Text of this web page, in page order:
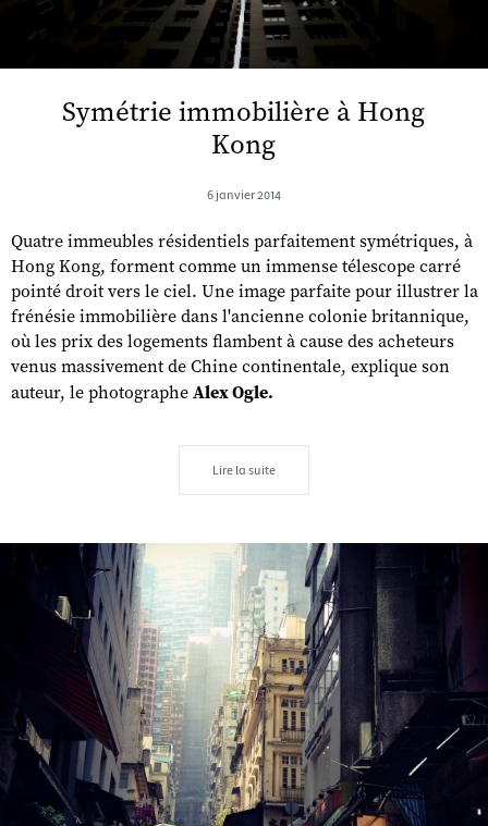
Symétrie immobilière à Hong
Kong
6 janvier 2014
Quatre immeubles résidentiels parfaitement symétriques, à
Hong Kong, forment comme un immense télescope carré
pointé droit vers le ciel. Une image parfaite pour illustrer la
frénésie immobilière dans l'ancienne colonie britannique,
où les prix des logements flambent à cause des acheteurs
venus massivement de Chine continentale, explique son
auteur, le photographe Alex Ogle.
Lire la suite